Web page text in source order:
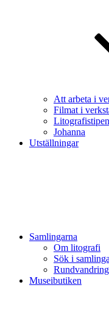
Att arbeta i
Filmat i
Johanna
Utställningar
Samlingarna
Om litografi
Sök i
Museibutiken